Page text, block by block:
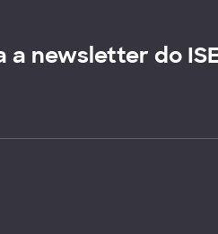
a newsletter do